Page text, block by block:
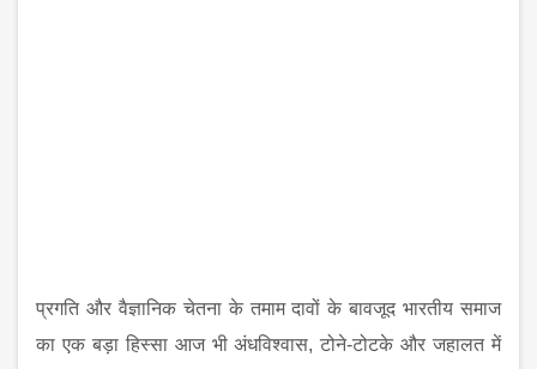
प्रगति और वैज्ञानिक चेतना के तमाम दावों के बावजूद भारतीय समाज
का एक बड़ा हिस्सा आज भी अंधविश्वास, टोने-टोटके और जहालत में